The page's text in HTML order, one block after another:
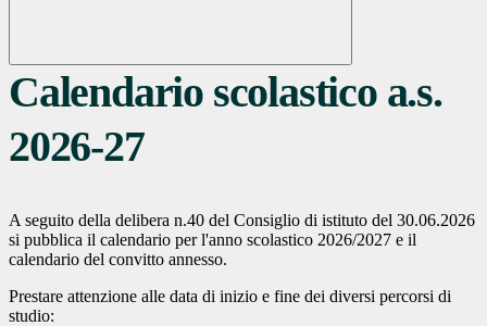
Calendario scolastico a.s.
2026-27
A seguito della delibera n.40 del Consiglio di istituto del 30.06.2026
si pubblica il calendario per l'anno scolastico 2026/2027 e il
calendario del convitto annesso.
Prestare attenzione alle data di inizio e fine dei diversi percorsi di
studio: